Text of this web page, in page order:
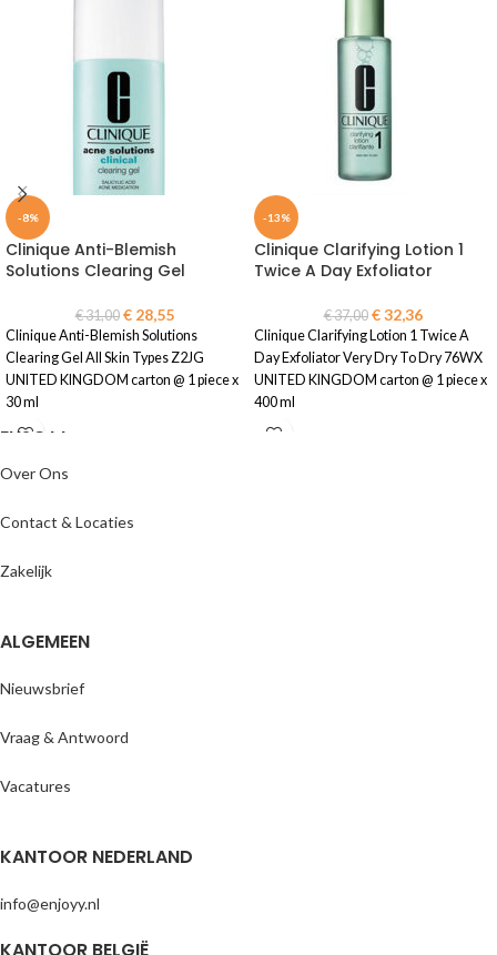
-8%
Clinique Anti-Blemish
Solutions Clearing Gel
€31,00 €28,55
Clinique Anti-Blemish Solutions
Clearing Gel All Skin Types Z2JG
UNITED KINGDOM carton @ 1 piece x
30 ml
-13%
Clinique Clarifying Lotion 1
Twice A Day Exfoliator
€37,00 €32,36
Clinique Clarifying Lotion 1 Twice A
Day Exfoliator Very Dry To Dry 76WX
UNITED KINGDOM carton @ 1 piece x
400 ml
ENJOYY
Over Ons
Contact & Locaties
Zakelijk
ALGEMEEN
Nieuwsbrief
Vraag & Antwoord
Vacatures
KANTOOR NEDERLAND
info@enjoyy.nl
KANTOOR BELGIË